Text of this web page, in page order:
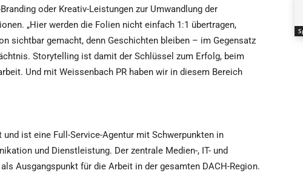
oder Kreativ-Leistungen zur Umwandlung der
„Hier werden die Folien nicht einfach 1:1 übertragen,
sichtbar gemacht, denn Geschichten bleiben – im Gegensatz
Storytelling ist damit der Schlüssel zum Erfolg, beim
Und mit Weissenbach PR haben wir in diesem Bereich
und ist eine Full-Service-Agentur mit Schwerpunkten in
und Dienstleistung. Der zentrale Medien-, IT- und
Ausgangspunkt für die Arbeit in der gesamten DACH-Region.